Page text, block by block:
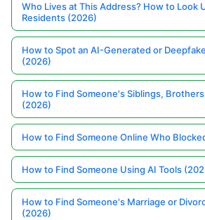
Who Lives at This Address? How to Look
Residents (2026)
How to Spot an AI-Generated or
(2026)
How to Find Someone's Siblings,
(2026)
How to Find Someone Online Who
How to Find Someone Using AI Tools
How to Find Someone's Marriage or
(2026)